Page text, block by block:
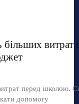
більших витрат
перед школою.
допомогу